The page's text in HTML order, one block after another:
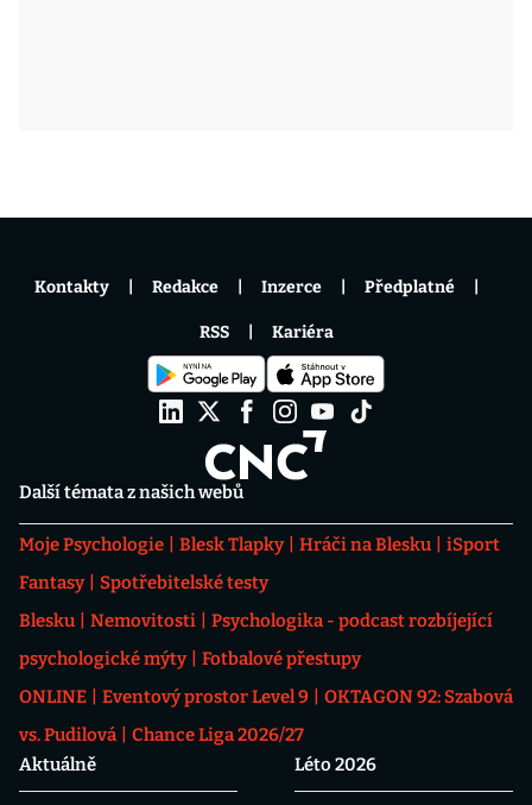
Další témata z našich webů
Moje Psychologie Blesk Tlapky Hráči na Blesku
iSport
Fantasy
Spotřebitelské testy
Blesku
Nemovitosti
Psychologika - podcast rozbíjející
psychologické mýty
Fotbalové přestupy
ONLINE
Eventový prostor Level 9
OKTAGON 92: Szabová
vs. Pudilová
Chance Liga 2026/27
Aktuálně
Léto 2026
Kontakty Redakce Inzerce Předplatné
RSS Kariéra